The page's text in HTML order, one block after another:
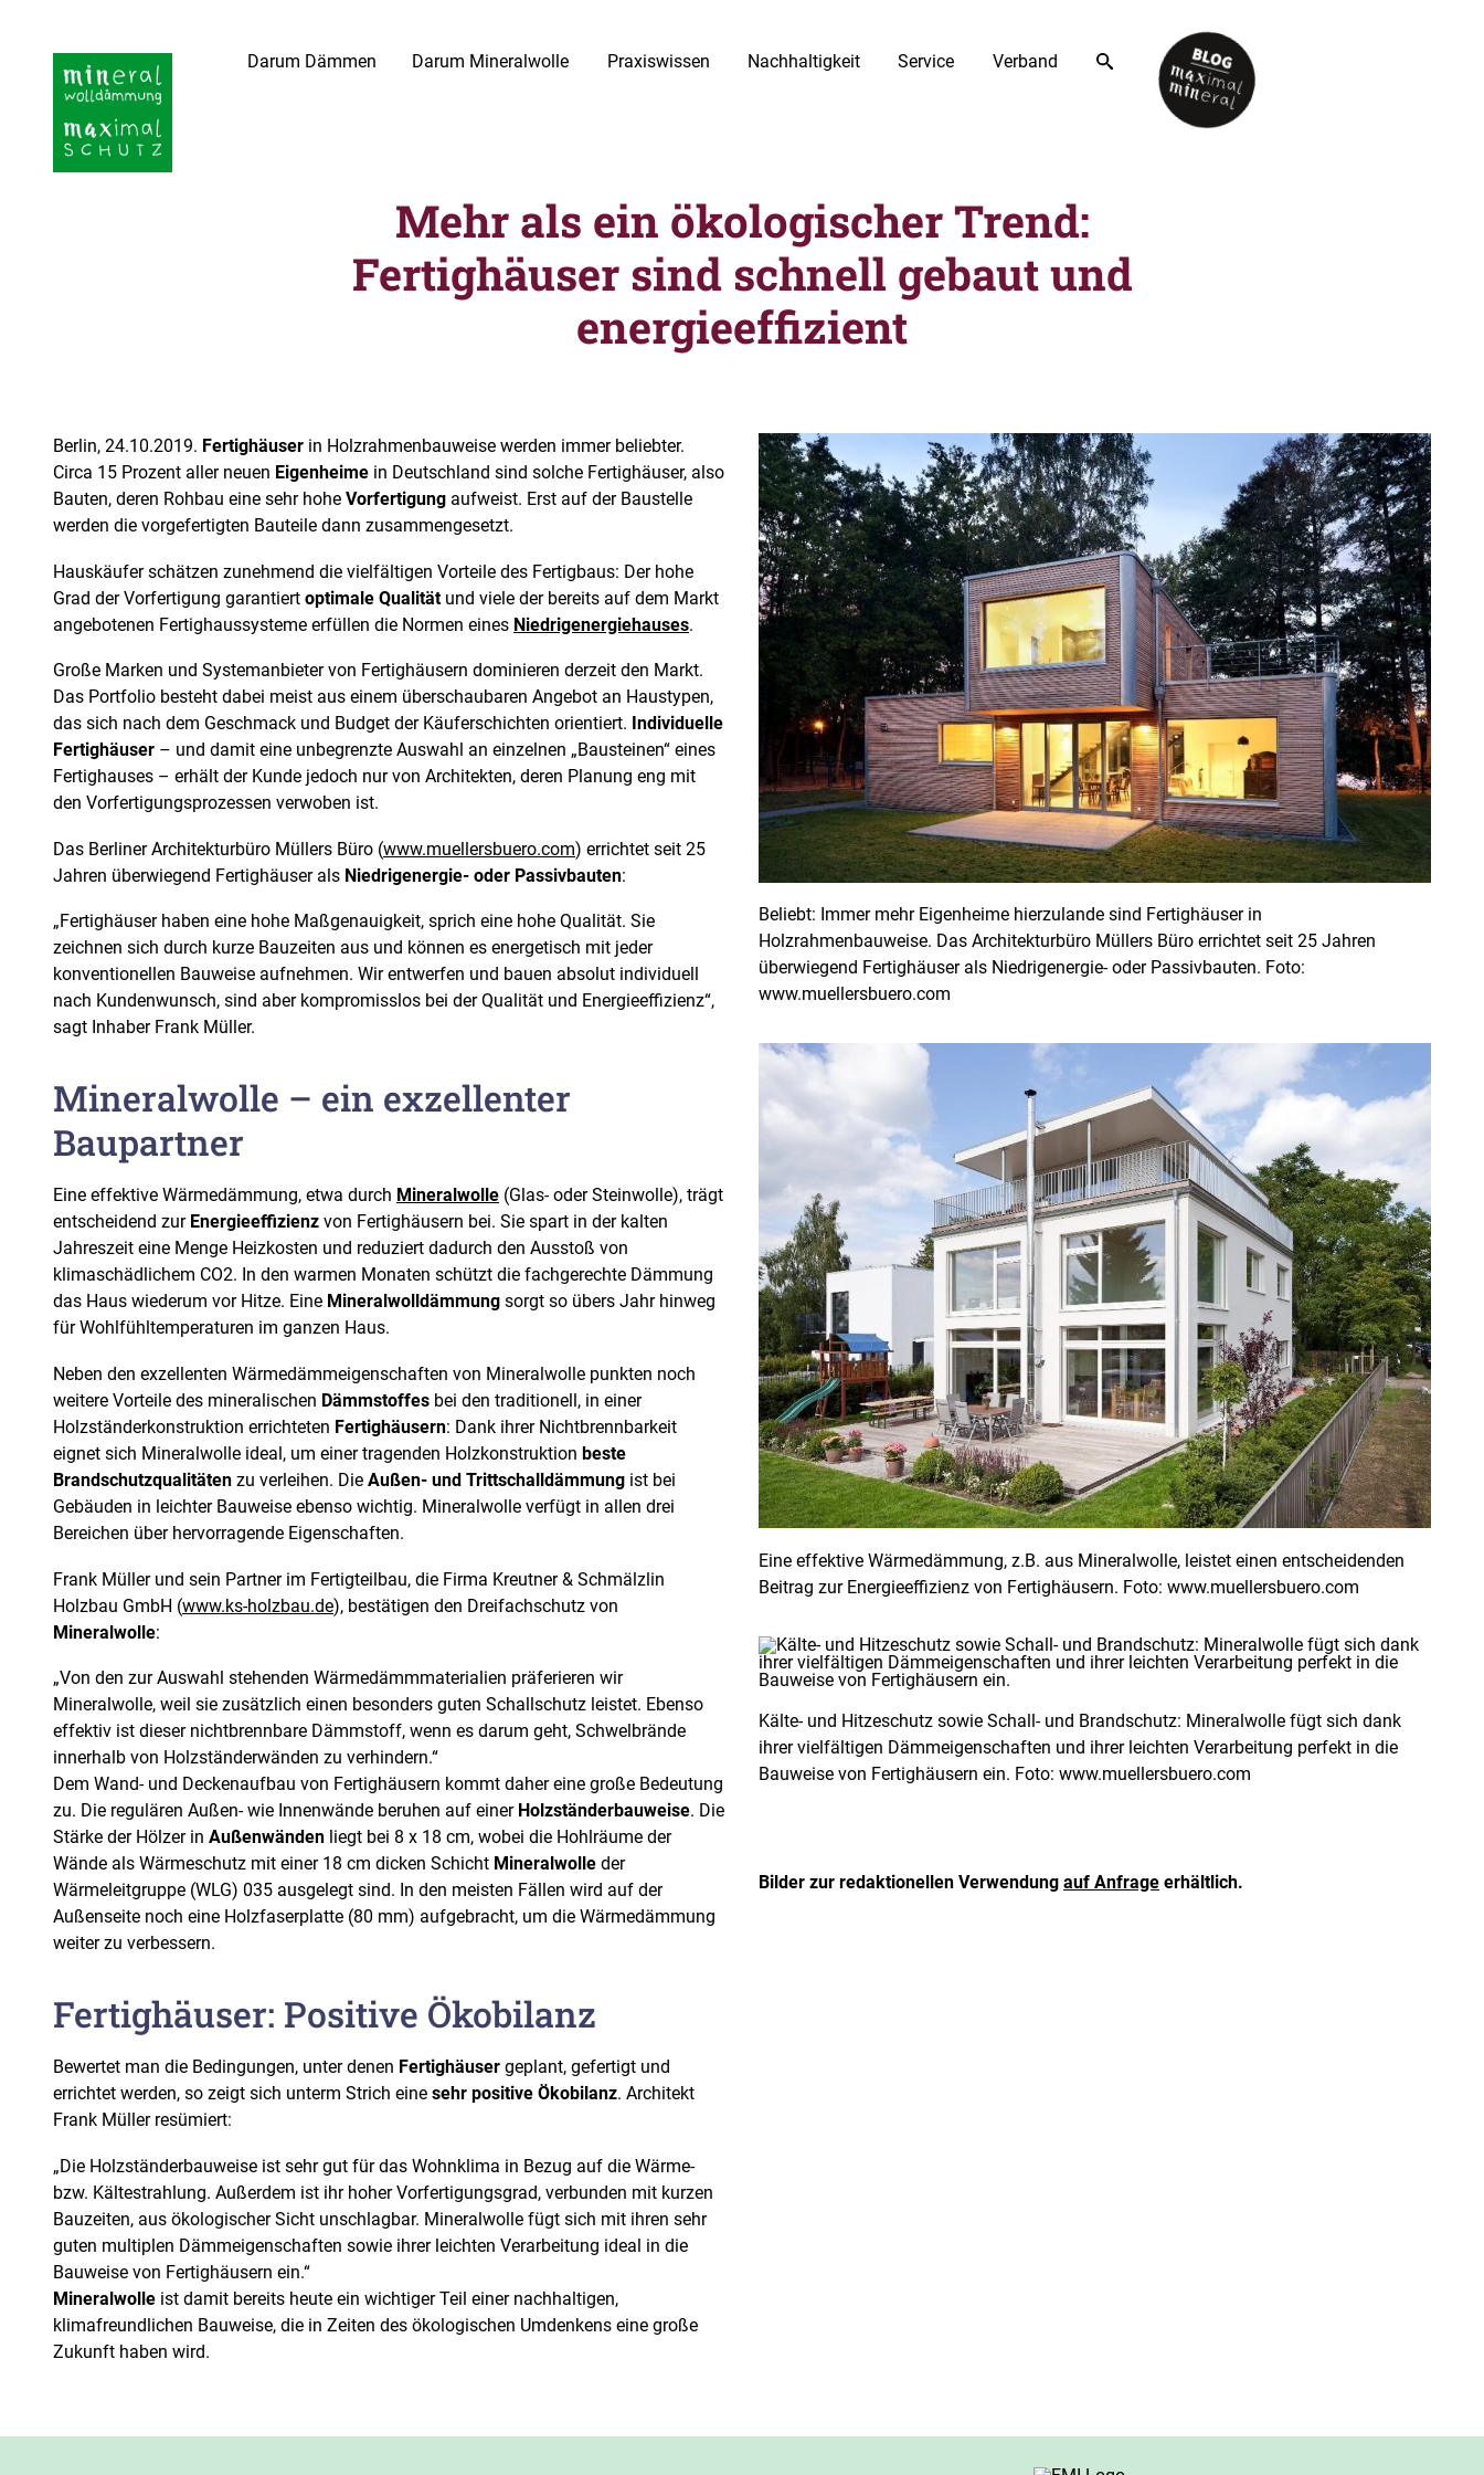
Darum Dämmen Darum Mineralwolle Praxiswissen Nachhaltigkeit Service Verband
Mehr als ein ökologischer Trend:
Fertighäuser sind schnell gebaut und
energieeffizient
Berlin, 24.10.2019. Fertighäuser in Holzrahmenbauweise werden immer beliebter.
Circa 15 Prozent aller neuen Eigenheime in Deutschland sind solche Fertighäuser, also
Bauten, deren Rohbau eine sehr hohe Vorfertigung aufweist. Erst auf der Baustelle
werden die vorgefertigten Bauteile dann zusammengesetzt.
Hauskäufer schätzen zunehmend die vielfältigen Vorteile des Fertigbaus: Der hohe
Grad der Vorfertigung garantiert optimale Qualität und viele der bereits auf dem Markt
angebotenen Fertighaussysteme erfüllen die Normen eines Niedrigenergiehauses.
Große Marken und Systemanbieter von Fertighäusern dominieren derzeit den Markt.
Das Portfolio besteht dabei meist aus einem überschaubaren Angebot an Haustypen,
das sich nach dem Geschmack und Budget der Käuferschichten orientiert. Individuelle
Fertighäuser – und damit eine unbegrenzte Auswahl an einzelnen „Bausteinen“ eines
Fertighauses – erhält der Kunde jedoch nur von Architekten, deren Planung eng mit
den Vorfertigungsprozessen verwoben ist.
Das Berliner Architekturbüro Müllers Büro (www.muellersbuero.com) errichtet seit 25
Jahren überwiegend Fertighäuser als Niedrigenergie- oder Passivbauten:
„Fertighäuser haben eine hohe Maßgenauigkeit, sprich eine hohe Qualität. Sie
zeichnen sich durch kurze Bauzeiten aus und können es energetisch mit jeder
konventionellen Bauweise aufnehmen. Wir entwerfen und bauen absolut individuell
nach Kundenwunsch, sind aber kompromisslos bei der Qualität und Energieeffizienz“,
sagt Inhaber Frank Müller.
Mineralwolle – ein exzellenter
Baupartner
Eine effektive Wärmedämmung, etwa durch Mineralwolle (Glas- oder Steinwolle), trägt
entscheidend zur Energieeffizienz von Fertighäusern bei. Sie spart in der kalten
Jahreszeit eine Menge Heizkosten und reduziert dadurch den Ausstoß von
klimaschädlichem CO2. In den warmen Monaten schützt die fachgerechte Dämmung
das Haus wiederum vor Hitze. Eine Mineralwolldämmung sorgt so übers Jahr hinweg
für Wohlfühltemperaturen im ganzen Haus.
Neben den exzellenten Wärmedämmeigenschaften von Mineralwolle punkten noch
weitere Vorteile des mineralischen Dämmstoffes bei den traditionell, in einer
Holzständerkonstruktion errichteten Fertighäusern: Dank ihrer Nichtbrennbarkeit
eignet sich Mineralwolle ideal, um einer tragenden Holzkonstruktion beste
Brandschutzqualitäten zu verleihen. Die Außen- und Trittschalldämmung ist bei
Gebäuden in leichter Bauweise ebenso wichtig. Mineralwolle verfügt in allen drei
Bereichen über hervorragende Eigenschaften.
Frank Müller und sein Partner im Fertigteilbau, die Firma Kreutner & Schmälzlin
Holzbau GmbH (www.ks-holzbau.de), bestätigen den Dreifachschutz von
Mineralwolle:
„Von den zur Auswahl stehenden Wärmedämmmaterialien präferieren wir
Mineralwolle, weil sie zusätzlich einen besonders guten Schallschutz leistet. Ebenso
effektiv ist dieser nichtbrennbare Dämmstoff, wenn es darum geht, Schwelbrände
innerhalb von Holzständerwänden zu verhindern.“
Dem Wand- und Deckenaufbau von Fertighäusern kommt daher eine große Bedeutung
zu. Die regulären Außen- wie Innenwände beruhen auf einer Holzständerbauweise. Die
Stärke der Hölzer in Außenwänden liegt bei 8 x 18 cm, wobei die Hohlräume der
Wände als Wärmeschutz mit einer 18 cm dicken Schicht Mineralwolle der
Wärmeleitgruppe (WLG) 035 ausgelegt sind. In den meisten Fällen wird auf der
Außenseite noch eine Holzfaserplatte (80 mm) aufgebracht, um die Wärmedämmung
weiter zu verbessern.
Fertighäuser: Positive Ökobilanz
Bewertet man die Bedingungen, unter denen Fertighäuser geplant, gefertigt und
errichtet werden, so zeigt sich unterm Strich eine sehr positive Ökobilanz. Architekt
Frank Müller resümiert:
„Die Holzständerbauweise ist sehr gut für das Wohnklima in Bezug auf die Wärme-
bzw. Kältestrahlung. Außerdem ist ihr hoher Vorfertigungsgrad, verbunden mit kurzen
Bauzeiten, aus ökologischer Sicht unschlagbar. Mineralwolle fügt sich mit ihren sehr
guten multiplen Dämmeigenschaften sowie ihrer leichten Verarbeitung ideal in die
Bauweise von Fertighäusern ein.“
Mineralwolle ist damit bereits heute ein wichtiger Teil einer nachhaltigen,
klimafreundlichen Bauweise, die in Zeiten des ökologischen Umdenkens eine große
Zukunft haben wird.
Beliebt: Immer mehr Eigenheime hierzulande sind Fertighäuser in
Holzrahmenbauweise. Das Architekturbüro Müllers Büro errichtet seit 25 Jahren
überwiegend Fertighäuser als Niedrigenergie- oder Passivbauten. Foto:
www.muellersbuero.com
Eine effektive Wärmedämmung, z.B. aus Mineralwolle, leistet einen entscheidenden
Beitrag zur Energieeffizienz von Fertighäusern. Foto: www.muellersbuero.com
Kälte- und Hitzeschutz sowie Schall- und Brandschutz: Mineralwolle fügt sich dank
ihrer vielfältigen Dämmeigenschaften und ihrer leichten Verarbeitung perfekt in die
Bauweise von Fertighäusern ein. Foto: www.muellersbuero.com
Bilder zur redaktionellen Verwendung auf Anfrage erhältlich.